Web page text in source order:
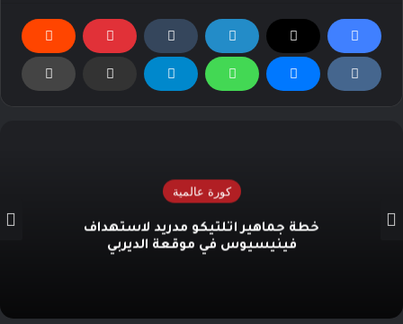
كورة عالمية
خطة جماهير أتلتيكو مدريد لاستهداف
فينيسيوس في موقعة الديربي